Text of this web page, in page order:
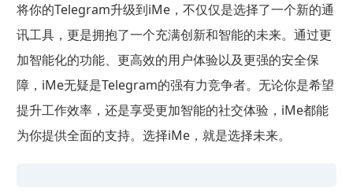
将你的Telegram升级到iMe，不仅仅是选择了一个新的通
讯工具，更是拥抱了一个充满创新和智能的未来。通过更
加智能化的功能、更高效的用户体验以及更强的安全保
障，iMe无疑是Telegram的强有力竞争者。无论你是希望
提升工作效率，还是享受更加智能的社交体验，iMe都能
为你提供全面的支持。选择iMe，就是选择未来。